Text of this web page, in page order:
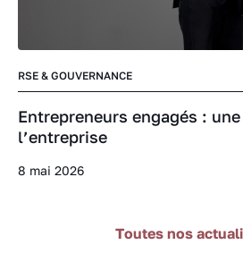
RSE & GOUVERNANCE
Entrepreneurs engagés :
l’entreprise
8 mai 2026
Toutes nos